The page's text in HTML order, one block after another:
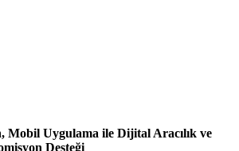
Mobil Uygulama ile Dijital Aracılık ve
Desteği